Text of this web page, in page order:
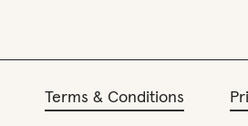
Terms & Conditions